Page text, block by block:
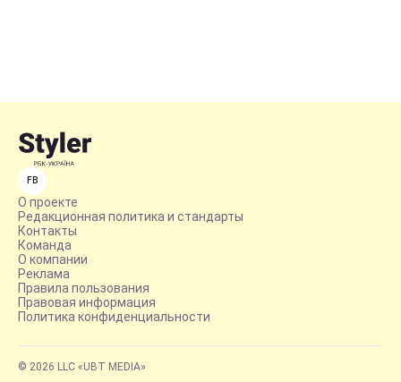
FB
О проекте
Редакционная политика и стандарты
Контакты
Команда
О компании
Реклама
Правила пользования
Правовая информация
Политика конфиденциальности
© 2026 LLC «UBT MEDIA»